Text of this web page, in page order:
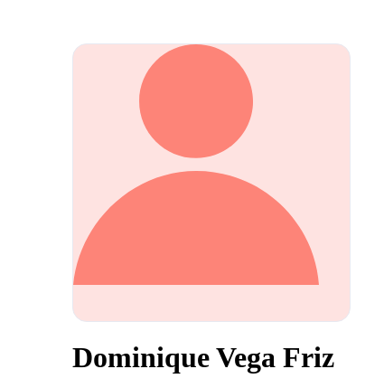
Dominique Vega Friz